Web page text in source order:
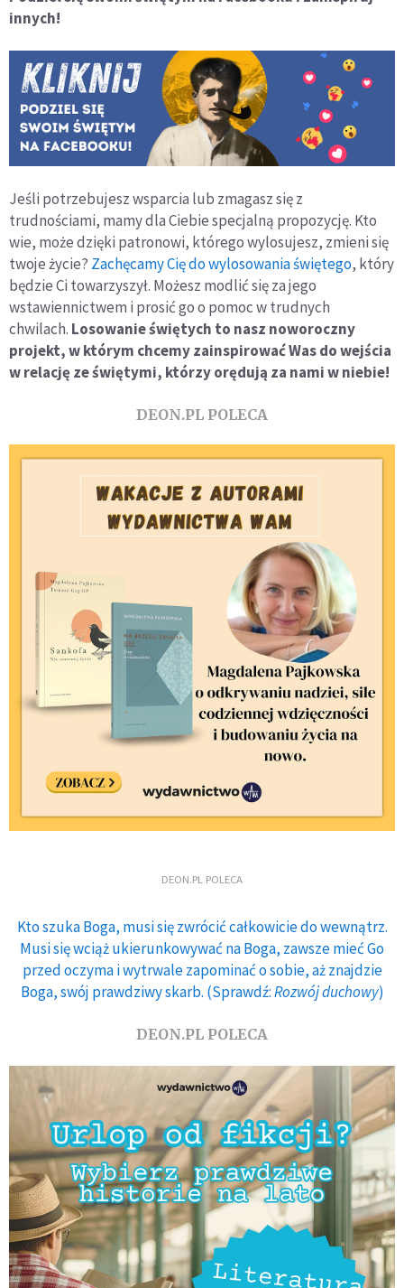
innych!
Jeśli potrzebujesz wsparcia lub zmagasz się z
trudnościami, mamy dla Ciebie specjalną propozycję. Kto
wie, może dzięki patronowi, którego wylosujesz, zmieni się
twoje życie? Zachęcamy Cię do wylosowania świętego, który
będzie Ci towarzyszył. Możesz modlić się za jego
wstawiennictwem i prosić go o pomoc w trudnych
chwilach. Losowanie świętych to nasz noworoczny
projekt, w którym chcemy zainspirować Was do wejścia
w relację ze świętymi, którzy orędują za nami w niebie!
DEON.PL POLECA
DEON.PL POLECA
Kto szuka Boga, musi się zwrócić całkowicie do wewnątrz.
Musi się wciąż ukierunkowywać na Boga, zawsze mieć Go
przed oczyma i wytrwale zapominać o sobie, aż znajdzie
Boga, swój prawdziwy skarb. (Sprawdź:Rozwój duchowy)
DEON.PL POLECA